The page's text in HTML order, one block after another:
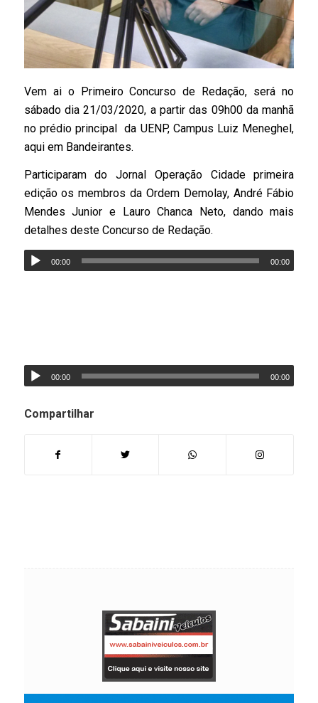
Vem ai o Primeiro Concurso de Redação, será no
sábado dia 21/03/2020, a partir das 09h00 da manhã
no prédio principal da UENP, Campus Luiz Meneghel,
aqui em Bandeirantes.
Participaram do Jornal Operação Cidade primeira
edição os membros da Ordem Demolay, André Fábio
Mendes Junior e Lauro Chanca Neto, dando mais
detalhes deste Concurso de Redação.
00:00 00:00
00:00 00:00
Compartilhar